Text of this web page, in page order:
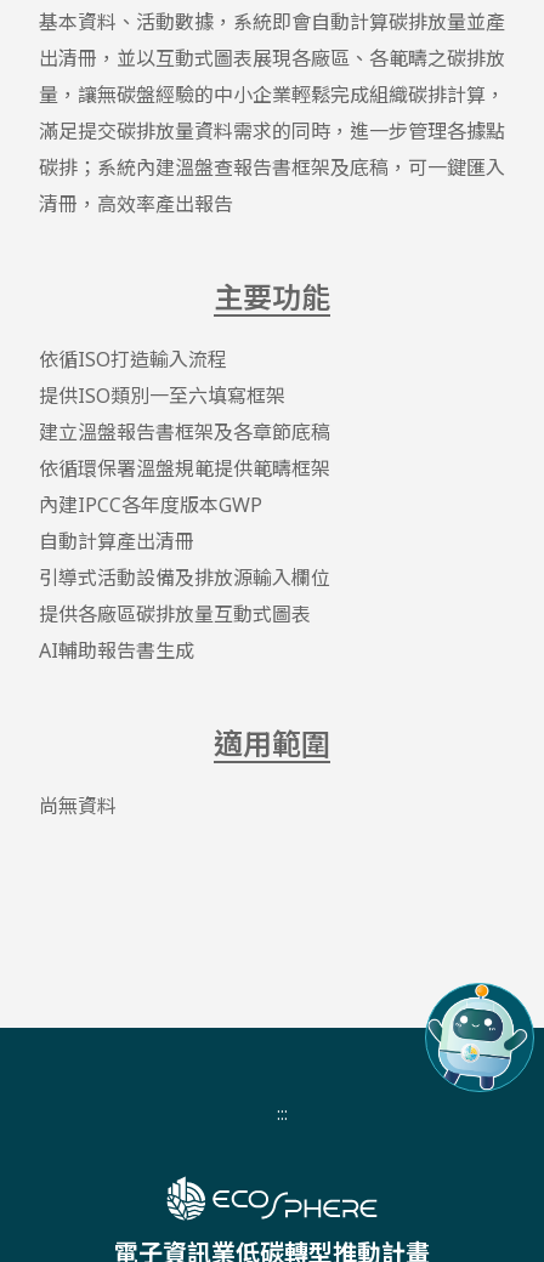
基本資料、活動數據，系統即會自動計算碳排放量並產
出清冊，並以互動式圖表展現各廠區、各範疇之碳排放
量，讓無碳盤經驗的中小企業輕鬆完成組織碳排計算，
滿足提交碳排放量資料需求的同時，進一步管理各據點
碳排；系統內建溫盤查報告書框架及底稿，可一鍵匯入
清冊，高效率產出報告
主要功能
依循ISO打造輸入流程
提供ISO類別一至六填寫框架
建立溫盤報告書框架及各章節底稿
依循環保署溫盤規範提供範疇框架
內建IPCC各年度版本GWP
自動計算產出清冊
引導式活動設備及排放源輸入欄位
提供各廠區碳排放量互動式圖表
AI輔助報告書生成
適用範圍
尚無資料
:::
電子資訊業低碳轉型推動計畫